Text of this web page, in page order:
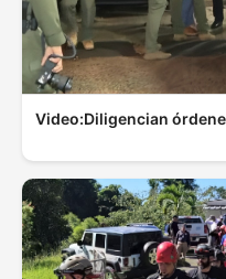
Video:Diligencian